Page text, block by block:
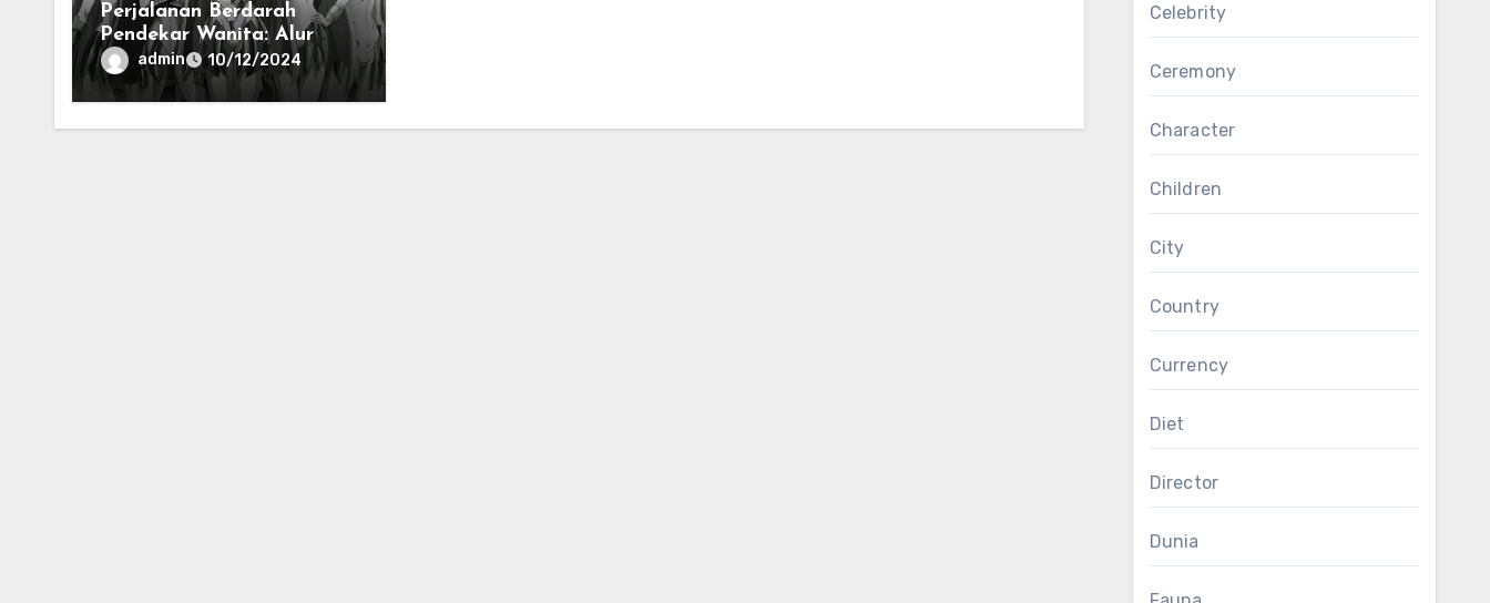
Perjalanan Berdarah
Pendekar Wanita: Alur
Cerita Anime Claymore
admin 10/12/2024
Celebrity
Ceremony
Character
Children
City
Country
Currency
Diet
Director
Dunia